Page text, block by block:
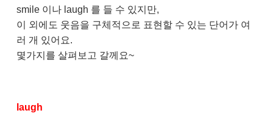
smile 이나 laugh 를 들 수 있지만,
이 외에도 웃음을 구체적으로 표현할 수 있는 단어가 여
러 개 있어요.
몇가지를 살펴보고 갈께요~
laugh